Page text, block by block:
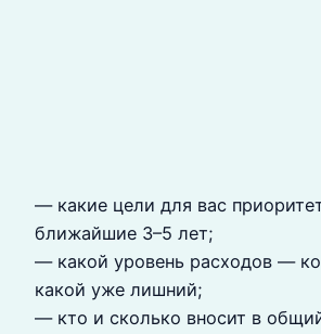
— какие цели для вас
ближайшие 3–5 лет;
— какой уровень расходов —
какой уже лишний;
— кто и сколько вносит в